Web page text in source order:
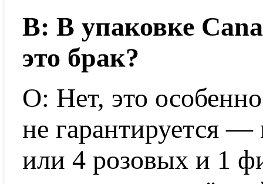
В: В упаковке
это брак?
О: Нет, это
не гарантируется
или 4 розовых и 1